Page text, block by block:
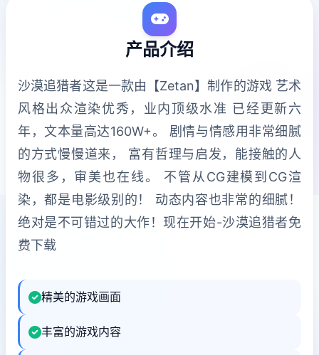
产品介绍
沙漠追猎者这是一款由【Zetan】制作的游戏 艺术
风格出众渲染优秀，业内顶级水准 已经更新六
年，文本量高达160W+。 剧情与情感用非常细腻
的方式慢慢道来， 富有哲理与启发，能接触的人
物很多，审美也在线。 不管从CG建模到CG渲
染，都是电影级别的！ 动态内容也非常的细腻！
绝对是不可错过的大作！现在开始-沙漠追猎者免
费下载
精美的游戏画面
丰富的游戏内容